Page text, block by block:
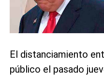
El distanciamiento
público el pasado